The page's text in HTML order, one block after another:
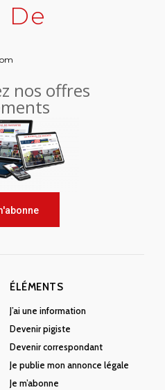
De
nos offres
ÉLÉMENTS
J’ai une information
Devenir pigiste
Devenir correspondant
Je publie mon annonce légale
Je m’abonne